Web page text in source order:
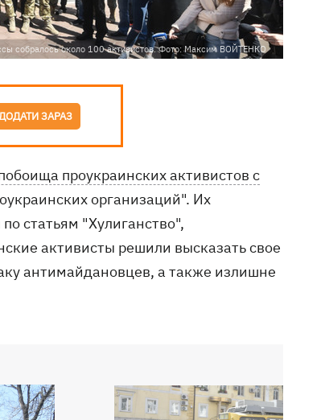
собралось около 100 активистов. Фото: Максим ВОЙТЕНКО
ЗАРАЗ
проукраинских активистов с
организаций". Их
статьям "Хулиганство",
активисты решили высказать свое
антимайдановцев, а также излишне